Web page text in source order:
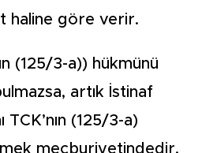
haline göre verir.
(125/3-a)) hükmünü
artık İstinaf
TCK’nın (125/3-a)
mecburiyetindedir.